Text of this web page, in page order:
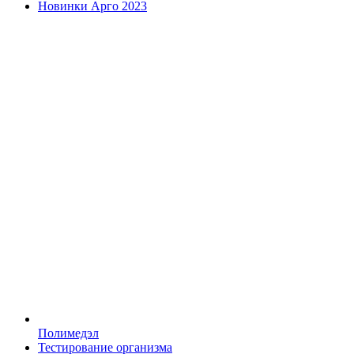
Новинки Арго 2023
Полимедэл
Тестирование организма